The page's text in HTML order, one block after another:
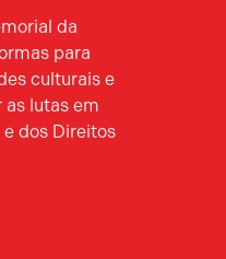
da
para
culturais e
lutas em
dos Direitos